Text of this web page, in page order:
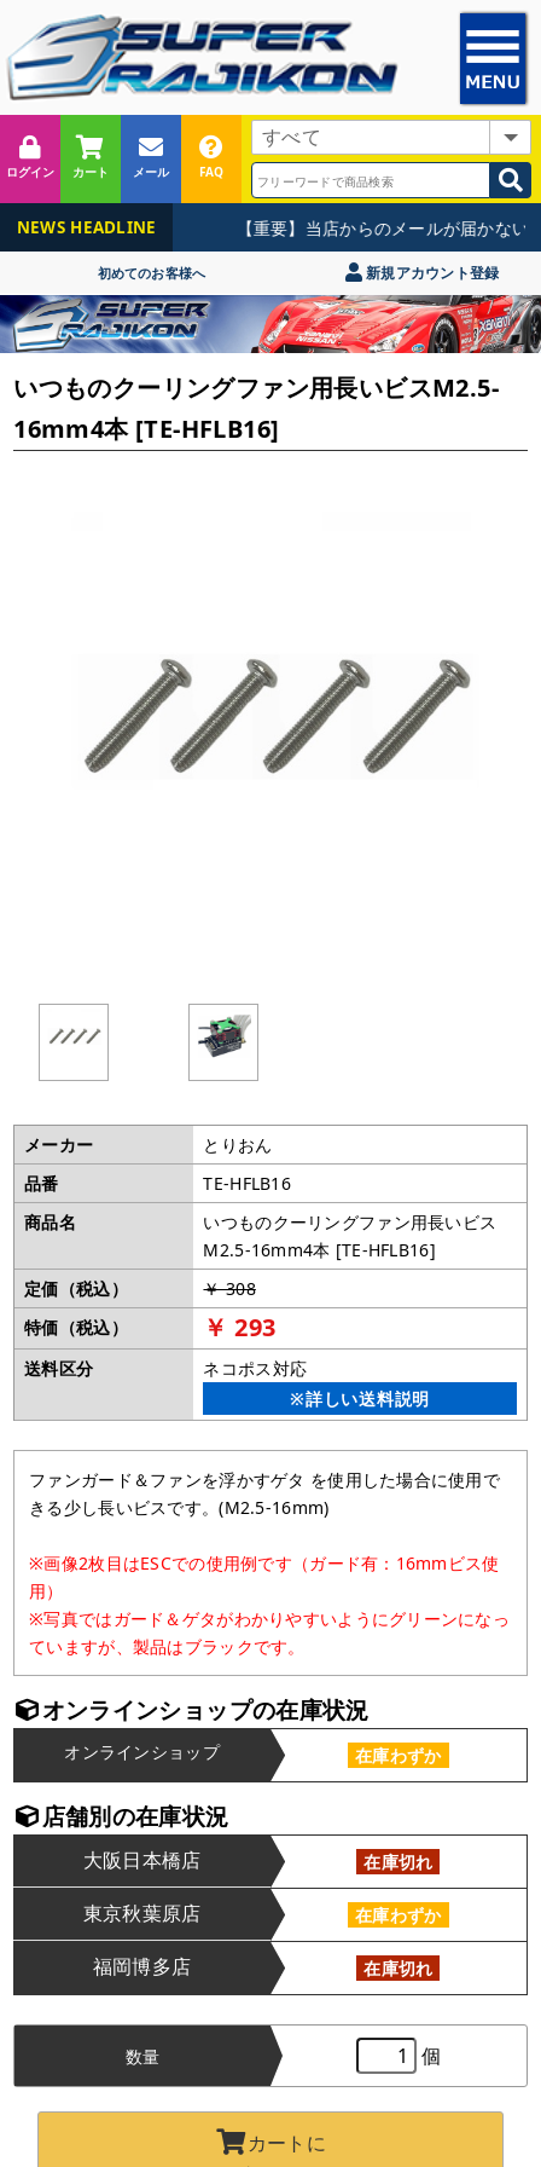
ログイン カート メール FAQ
NEWS HEADLINE 【重要】当店からのメールが届かない
初めてのお客様へ 新規アカウント登録
いつものクーリングファン用長いビスM2.5-
16mm4本 [TE-HFLB16]
メーカー
とりおん
品番
TE-HFLB16
商品名
いつものクーリングファン用長いビス
M2.5-16mm4本 [TE-HFLB16]
定価（税込）
￥ 308
特価（税込）
￥ 293
送料区分
ネコポス対応
※詳しい送料説明
ファンガード＆ファンを浮かすゲタ を使用した場合に使用で
きる少し長いビスです。(M2.5-16mm)
※画像2枚目はESCでの使用例です（ガード有：16mmビス使
用）
※写真ではガード＆ゲタがわかりやすいようにグリーンになっ
ていますが、製品はブラックです。
オンラインショップの在庫状況
オンラインショップ 在庫わずか
店舗別の在庫状況
大阪日本橋店 在庫切れ
東京秋葉原店 在庫わずか
福岡博多店 在庫切れ
数量 個
カートに